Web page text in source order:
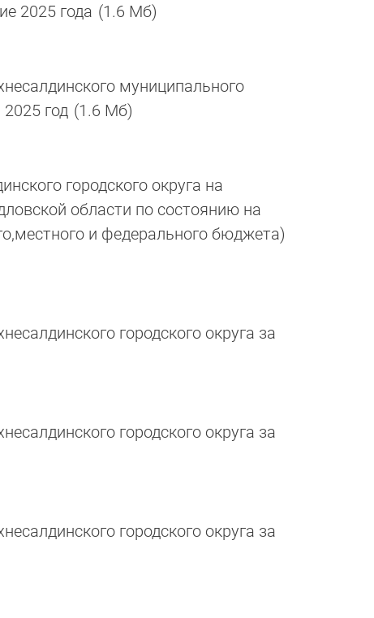
2025 года (1.6 Мб)
муниципального
год (1.6 Мб)
городского округа на
области по состоянию на
и федерального бюджета)
городского округа за
городского округа за
городского округа за